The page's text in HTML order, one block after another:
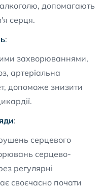
допомагають
серця.
:
захворюваннями,
артеріальна
допоможе знизити
:
серцевого
серцево-
регулярні
своєчасно почати